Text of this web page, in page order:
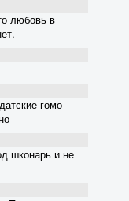
любовь в
гомо-
шконарь и не